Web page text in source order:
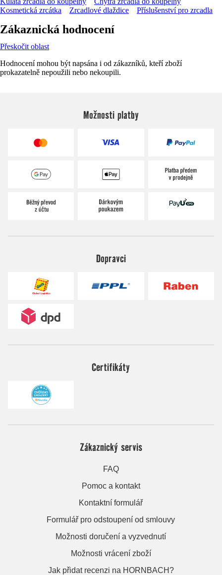
Kosmetická zrcátka
Zrcadlové dlaždice Příslušenství pro zrcadla
Zákaznická hodnocení
Přeskočit oblast
Hodnocení mohou být napsána i od zákazníků, kteří zboží
prokazatelně nepoužili nebo nekoupili.
Možnosti platby
Dopravci
Certifikáty
Zákaznický servis
FAQ
Pomoc a kontakt
Kontaktní formulář
Formulář pro odstoupení od smlouvy
Možnosti doručení a vyzvednutí
Možnosti vrácení zboží
Jak přidat recenzi na HORNBACH?